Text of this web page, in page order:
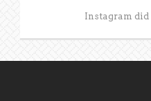
Instagram did